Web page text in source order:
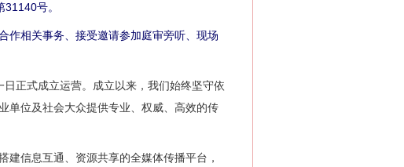
号。
相关事务、接受邀请参加庭审旁听、现场
正式成立运营。成立以来，我们始终坚守依
单位及社会大众提供专业、权威、高效的传
信息互通、资源共享的全媒体传播平台，